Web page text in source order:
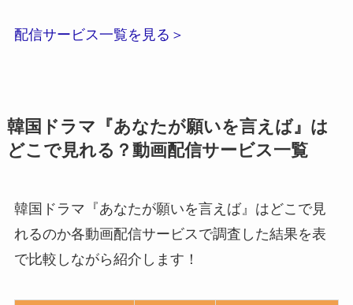
配信サービス一覧を見る＞
韓国ドラマ『あなたが願いを言えば』は
どこで見れる？動画配信サービス一覧
韓国ドラマ『あなたが願いを言えば』はどこで見
れるのか各動画配信サービスで調査した結果を表
で比較しながら紹介します！